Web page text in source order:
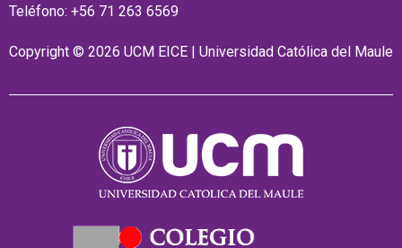
Teléfono: +56 71 263 6569
Copyright © 2026 UCM EICE | Universidad Católica del Maule